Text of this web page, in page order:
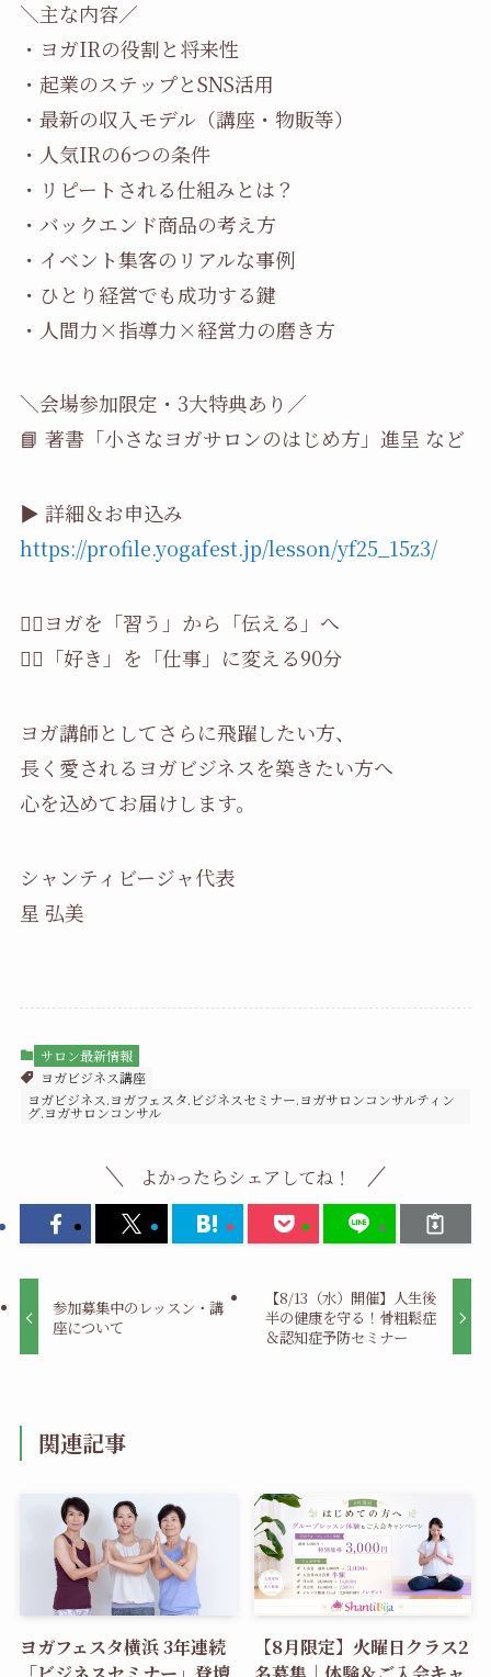
＼主な内容／
・ヨガIRの役割と将来性
・起業のステップとSNS活用
・最新の収入モデル（講座・物販等）
・人気IRの6つの条件
・リピートされる仕組みとは？
・バックエンド商品の考え方
・イベント集客のリアルな事例
・ひとり経営でも成功する鍵
・人間力×指導力×経営力の磨き方
＼会場参加限定・3大特典あり／
📘 著書「小さなヨガサロンのはじめ方」進呈 など
▶ 詳細＆お申込み
https://profile.yogafest.jp/lesson/yf25_15z3/
🧘‍♀️ヨガを「習う」から「伝える」へ
🧘‍♀️「好き」を「仕事」に変える90分
ヨガ講師としてさらに飛躍したい方、
長く愛されるヨガビジネスを築きたい方へ
心を込めてお届けします。
シャンティビージャ代表
星 弘美
サロン最新情報
ヨガビジネス講座
ヨガビジネス.ヨガフェスタ.ビジネスセミナー.ヨガサロンコンサルティン
グ.ヨガサロンコンサル
よかったらシェアしてね！
参加募集中のレッスン・講
座について
【8/13（水）開催】人生後
半の健康を守る！骨粗鬆症
＆認知症予防セミナー
関連記事
ヨガフェスタ横浜 3年連続
【8月限定】火曜日クラス2